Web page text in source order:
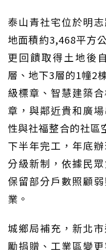
泰山青社宅位於明
地面積約3,468平方
更回饋取得土地後
層、地下3層的1幢2
級標章、智慧建築
章，與鄰近貴和廣
性與社福整合的社區
下半年完工，年底
分級新制，依據民
保留部分戶數照顧
業。
城鄉局補充，新北
勵捐贈、工業區變